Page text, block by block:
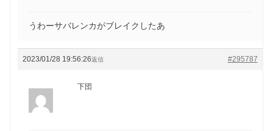
うわーサバレンカがブレイクしたあ
2023/01/28 19:56:26 #295787
返信
下団